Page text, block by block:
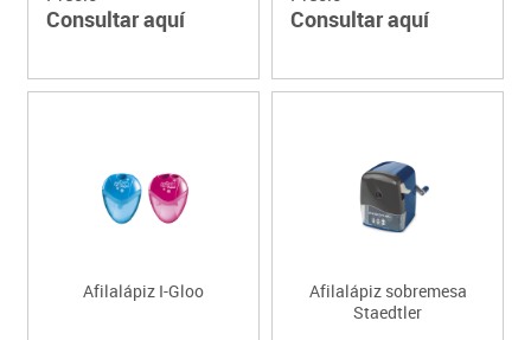
Consultar aquí Consultar aquí
Afilalápiz I-Gloo
Afilalápiz sobremesa
Staedtler